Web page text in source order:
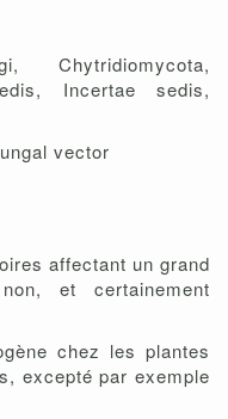
Incertae sedis,
vector
affectant un grand
et certainement
chez les plantes
excepté par exemple